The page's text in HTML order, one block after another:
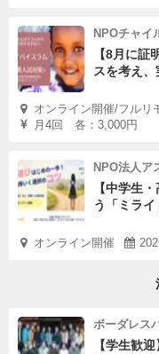
NPOチャイ
【8月に証
スを考え、
オンライン開催/フルリ
月4回 各：3,000円
NPO法人ア
【中学生
う「ミラ
オンライン開催
ボーダレス
【学生歓